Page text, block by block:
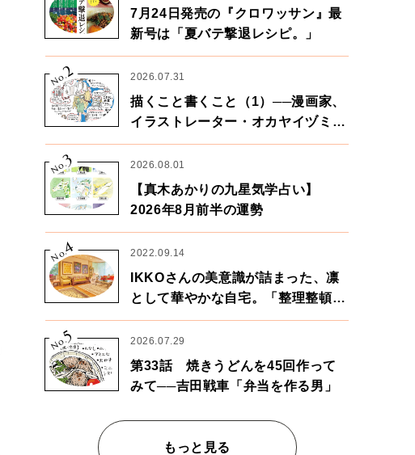
7月24日発売の『クロワッサン』最
新号は「夏バテ撃退レシピ。」
No.2 2026.07.31
描くこと書くこと（1）──漫画家、
イラストレーター・オカヤイヅミさ
ん×漫画家・鶴谷香央理さん
No.
3 2026.08.01
【真木あかりの九星気学占い】
2026年8月前半の運勢
No.
4 2022.09.14
IKKOさんの美意識が詰まった、凛
として華やかな自宅。「整理整頓は
心のリズムが乱されないための作
業」。
No.
5 2026.07.29
第33話 焼きうどんを45回作って
みて──吉田戦車「弁当を作る男」
もっと見る